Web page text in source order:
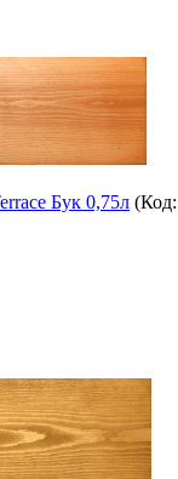
Бук 0,75л (Код: